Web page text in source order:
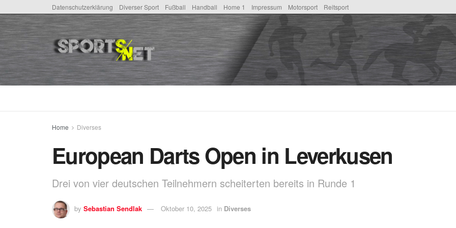
Datenschutzerklärung Diverser Sport Fußball Handball Home 1 Impressum Motorsport Reitsport
Home Diverses
European Darts Open in Leverkusen
Drei von vier deutschen Teilnehmern scheiterten bereits in Runde 1
by Sebastian Sendlak Oktober 10, 2025 in Diverses